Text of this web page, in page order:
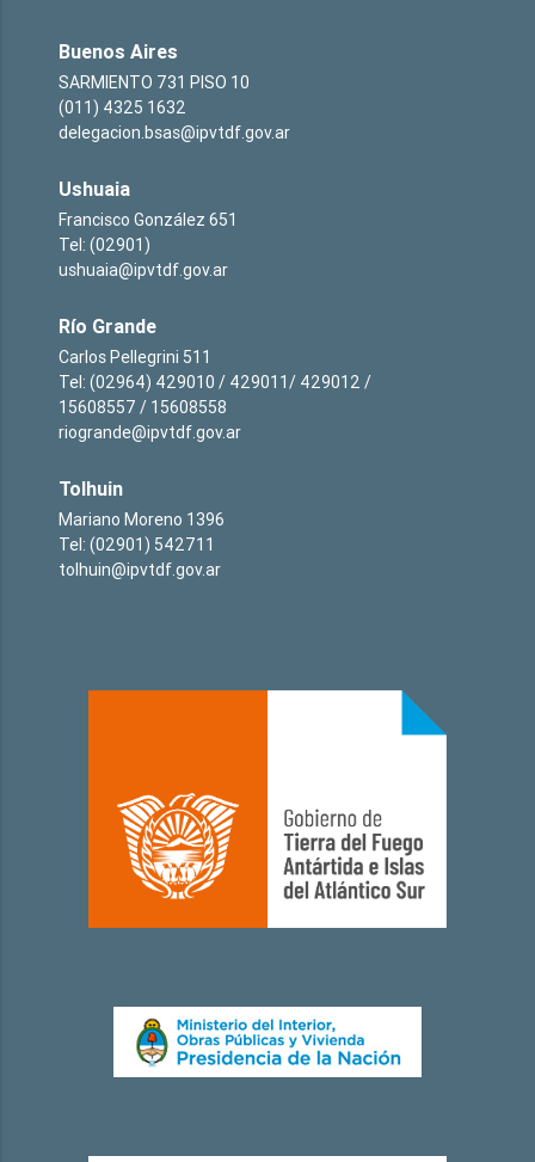
Buenos Aires
SARMIENTO 731 PISO 10
(011) 4325 1632
delegacion.bsas@ipvtdf.gov.ar
Ushuaia
Francisco González 651
Tel: (02901)
ushuaia@ipvtdf.gov.ar
Río Grande
Carlos Pellegrini 511
Tel: (02964) 429010 / 429011/ 429012 /
15608557 / 15608558
riogrande@ipvtdf.gov.ar
Tolhuin
Mariano Moreno 1396
Tel: (02901) 542711
tolhuin@ipvtdf.gov.ar